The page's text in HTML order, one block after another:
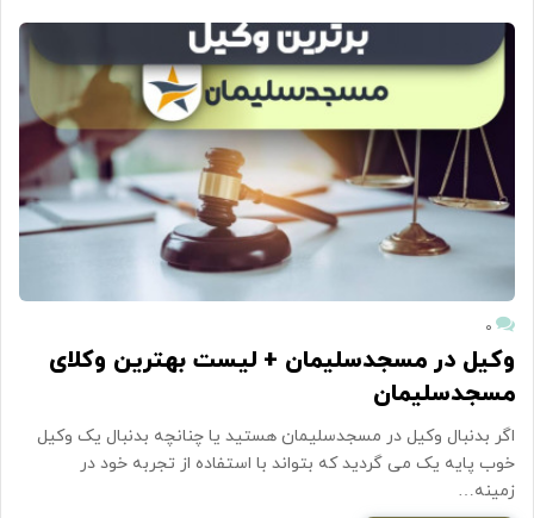
۰
وکیل در مسجدسلیمان + لیست بهترین وکلای
مسجدسلیمان
اگر بدنبال وکیل در مسجدسلیمان هستید یا چنانچه بدنبال یک وکیل
خوب پایه یک می گردید که بتواند با استفاده از تجربه خود در
زمینه…